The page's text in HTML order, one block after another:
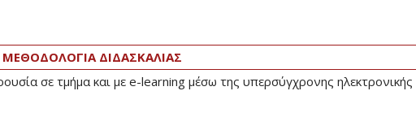
ΜΕΘΟΔΟΛΟΓΙΑ ΔΙΔΑΣΚΑΛΙΑΣ
σε τμήμα και με e-learning μέσω της υπερσύγχρονης ηλεκτρονικής